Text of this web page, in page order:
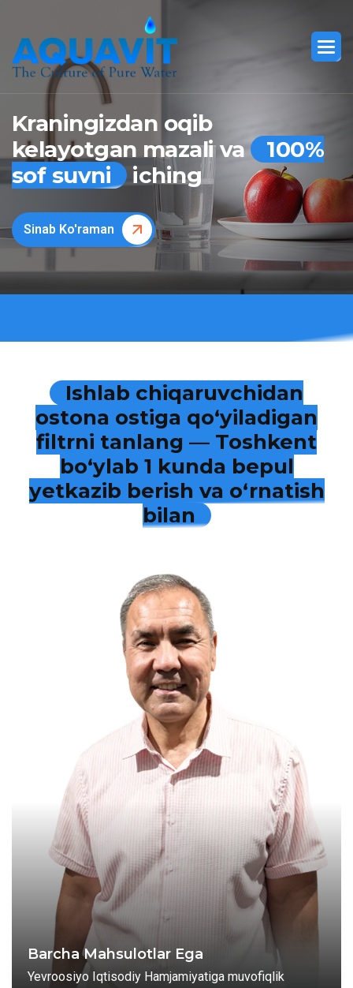
Kraningizdan oqib
kelayotgan mazali va
100%
sof suvni
iching
Sinab Ko'raman
Ishlab chiqaruvchidan
ostona ostiga qo‘yiladigan
filtrni tanlang — Toshkent
bo‘ylab 1 kunda bepul
yetkazib berish va o‘rnatish
bilan
Barcha Mahsulotlar Ega
Yevroosiyo Iqtisodiy Hamjamiyatiga muvofiqlik